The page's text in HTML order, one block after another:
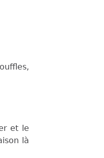
et le
là